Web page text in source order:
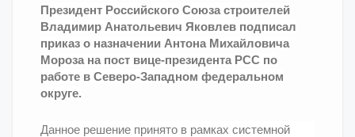
Президент Российского Союза строителей
Владимир Анатольевич Яковлев подписал
приказ о назначении Антона Михайловича
Мороза на пост вице-президента РСС по
работе в Северо-Западном федеральном
округе.
Данное решение принято в рамках системной